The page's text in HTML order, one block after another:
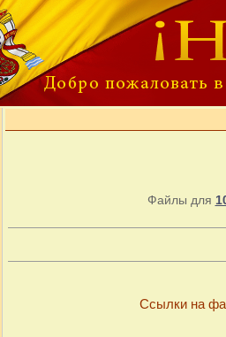
Файлы для
Ссылки на